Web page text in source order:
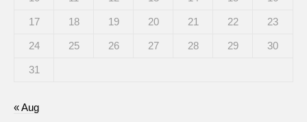
17 18 19 20 21 22 23
24 25 26 27 28 29 30
31
« Aug